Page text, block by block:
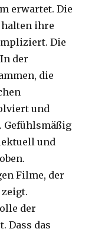
erwartet. Die
ihre
Die
der
die
und
Gefühlsmäßig
und
Filme, der
der
Dass das